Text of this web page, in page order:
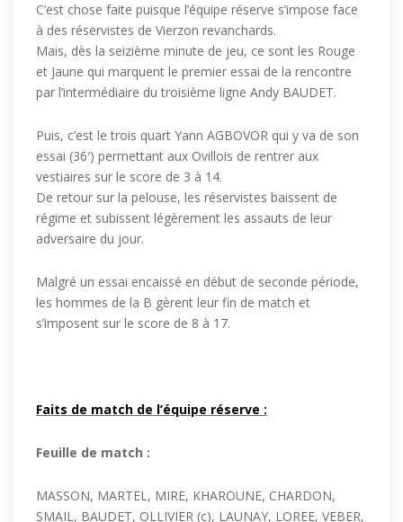
C’est chose faite puisque l’équipe réserve s’impose face
à des réservistes de Vierzon revanchards.
Mais, dès la seizième minute de jeu, ce sont les Rouge
et Jaune qui marquent le premier essai de la rencontre
par l’intermédiaire du troisième ligne Andy BAUDET.
Puis, c’est le trois quart Yann AGBOVOR qui y va de son
essai (36′) permettant aux Ovillois de rentrer aux
vestiaires sur le score de 3 à 14.
De retour sur la pelouse, les réservistes baissent de
régime et subissent légèrement les assauts de leur
adversaire du jour.
Malgré un essai encaissé en début de seconde période,
les hommes de la B gèrent leur fin de match et
s’imposent sur le score de 8 à 17.
Faits de match de l’équipe réserve :
Feuille de match :
MASSON, MARTEL, MIRE, KHAROUNE, CHARDON,
SMAIL, BAUDET, OLLIVIER (c), LAUNAY, LOREE, VEBER,